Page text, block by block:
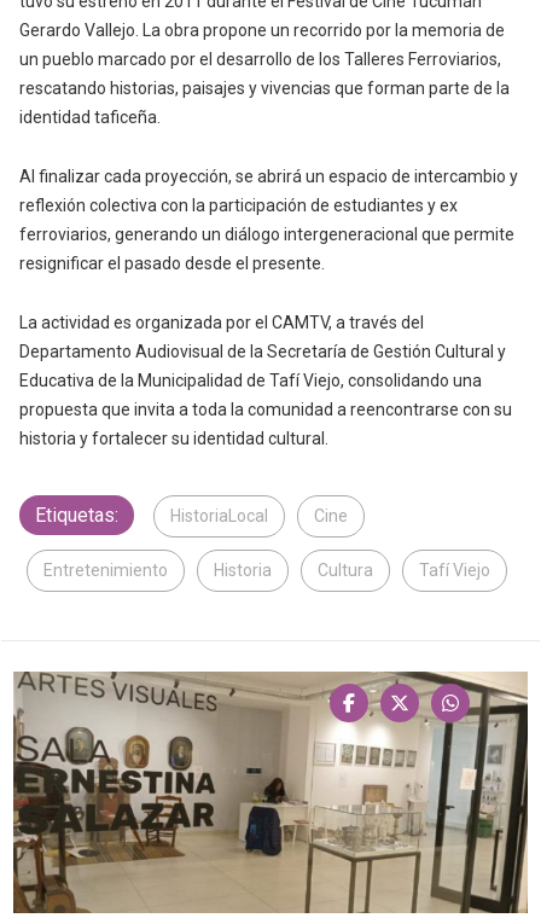
Gerardo Vallejo. La obra propone un recorrido por la memoria de
un pueblo marcado por el desarrollo de los Talleres Ferroviarios,
rescatando historias, paisajes y vivencias que forman parte de la
identidad taficeña.
Al finalizar cada proyección, se abrirá un espacio de intercambio y
reflexión colectiva con la participación de estudiantes y ex
ferroviarios, generando un diálogo intergeneracional que permite
resignificar el pasado desde el presente.
La actividad es organizada por el CAMTV, a través del
Departamento Audiovisual de la Secretaría de Gestión Cultural y
Educativa de la Municipalidad de Tafí Viejo, consolidando una
propuesta que invita a toda la comunidad a reencontrarse con su
historia y fortalecer su identidad cultural.
Etiquetas: HistoriaLocal Cine
Entretenimiento Historia Cultura Tafí Viejo